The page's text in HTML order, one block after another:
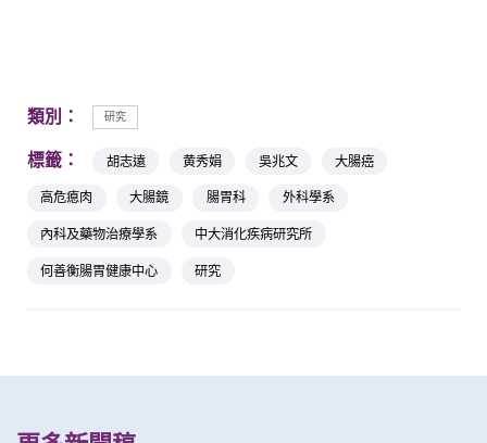
類別： 研究
標籤： 胡志遠 黄秀娟 吳兆文
大腸癌
高危瘜肉
大腸鏡 腸胃科
外科學系
內科及藥物治療學系
中大消化疾病研究所
何善衡腸胃健康中心
研究